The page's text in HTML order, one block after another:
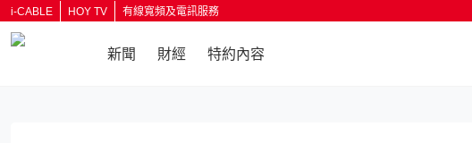
i-CABLE HOY TV 有線寬頻及電訊服務
新聞 財經 特約內容